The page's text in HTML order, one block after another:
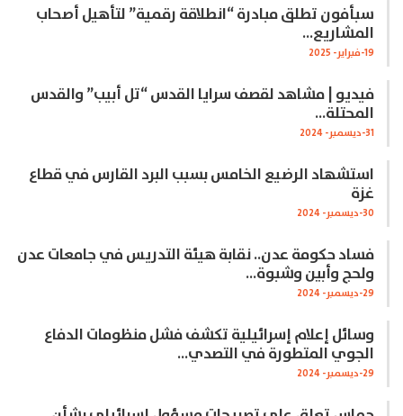
سبأفون تطلق مبادرة “انطلاقة رقمية” لتأهيل أصحاب
المشاريع…
19-فبراير- 2025
فيديو | مشاهد لقصف سرايا القدس “تل أبيب” والقدس
المحتلة…
31-ديسمبر- 2024
استشهاد الرضيع الخامس بسبب البرد القارس في قطاع
غزة
30-ديسمبر- 2024
فساد حكومة عدن.. نقابة هيئة التدريس في جامعات عدن
ولحج وأبين وشبوة…
29-ديسمبر- 2024
وسائل إعلام إسرائيلية تكشف فشل منظومات الدفاع
الجوي المتطورة في التصدي…
29-ديسمبر- 2024